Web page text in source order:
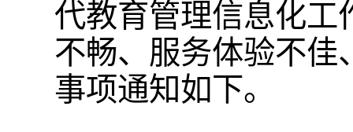
代教育管理信息化工
不畅、服务体验不佳
事项通知如下。